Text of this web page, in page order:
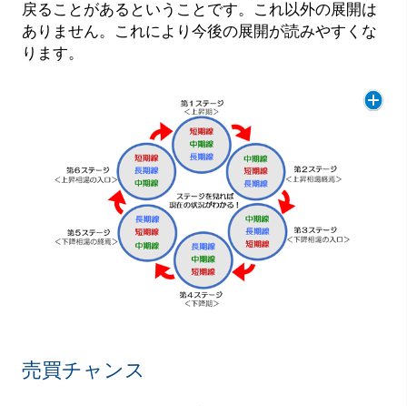
戻ることがあるということです。これ以外の展開は
ありません。これにより今後の展開が読みやすくな
ります。
売買チャンス